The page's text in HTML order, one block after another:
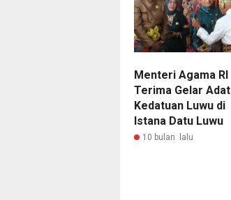
Menteri Agama RI
Terima Gelar Adat
Kedatuan Luwu di
Istana Datu Luwu
10 bulan lalu